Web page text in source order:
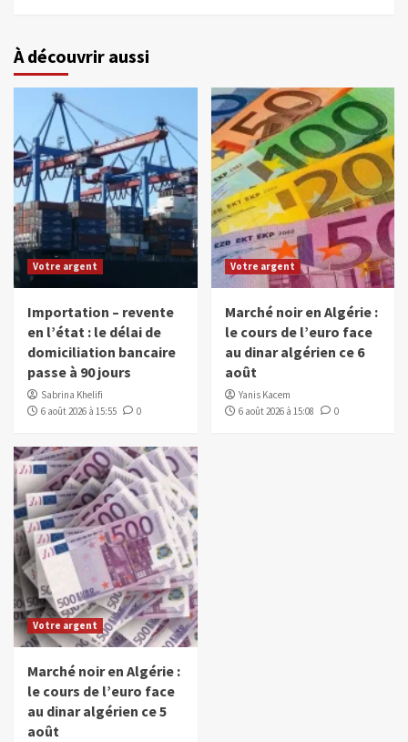
À découvrir aussi
Votre argent
Importation – revente
en l’état : le délai de
domiciliation bancaire
passe à 90 jours
Sabrina Khelifi
6 août 2026 à 15:55
0
Votre argent
Marché noir en Algérie :
le cours de l’euro face
au dinar algérien ce 6
août
Yanis Kacem
6 août 2026 à 15:08
0
Votre argent
Marché noir en Algérie :
le cours de l’euro face
au dinar algérien ce 5
août